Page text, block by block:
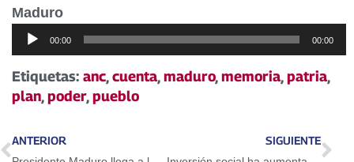
Maduro
Reproductor
de
audio
00:00 00:00
Etiquetas: anc,cuenta,maduro,memoria,patria,
plan,poder,pueblo
ANTERIOR SIGUIENTE